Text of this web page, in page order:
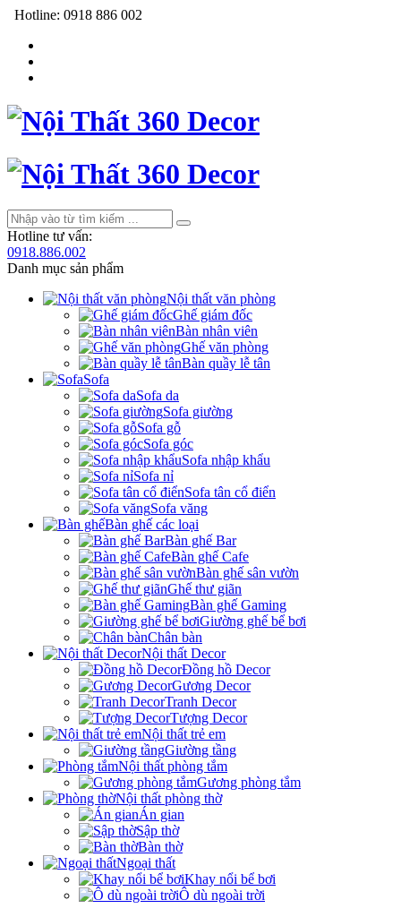
Hotline: 0918 886 002
Hotline tư vấn:
0918.886.002
Danh mục sản phẩm
Nội thất văn phòng
Ghế giám đốc
Bàn nhân viên
Ghế văn phòng
Bàn quầy lễ tân
Sofa
Sofa da
Sofa giường
Sofa gỗ
Sofa góc
Sofa nhập khẩu
Sofa nỉ
Sofa tân cổ điển
Sofa văng
Bàn ghế các loại
Bàn ghế Bar
Bàn ghế Cafe
Bàn ghế sân vườn
Ghế thư giãn
Bàn ghế Gaming
Giường ghế bể bơi
Chân bàn
Nội thất Decor
Đồng hồ Decor
Gương Decor
Tranh Decor
Tượng Decor
Nội thất trẻ em
Giường tầng
Nội thất phòng tắm
Gương phòng tắm
Nội thất phòng thờ
Án gian
Sập thờ
Bàn thờ
Ngoại thất
Khay nổi bể bơi
Ô dù ngoài trời